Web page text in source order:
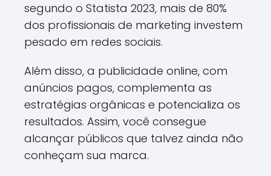
segundo o Statista 2023, mais de 80%
dos profissionais de marketing investem
pesado em redes sociais.
Além disso, a publicidade online, com
anúncios pagos, complementa as
estratégias orgânicas e potencializa os
resultados. Assim, você consegue
alcançar públicos que talvez ainda não
conheçam sua marca.